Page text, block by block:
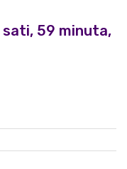
59 minuta,